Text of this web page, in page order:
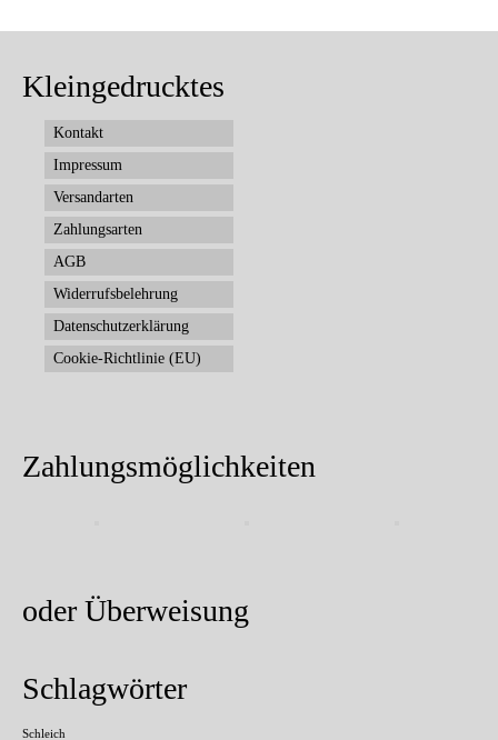
Kleingedrucktes
Kontakt
Impressum
Versandarten
Zahlungsarten
AGB
Widerrufsbelehrung
Datenschutzerklärung
Cookie-Richtlinie (EU)
Zahlungsmöglichkeiten
oder Überweisung
Schlagwörter
Schleich